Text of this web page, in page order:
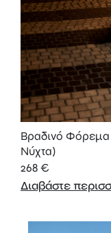
Βραδινό Φόρεμα
Νύχτα)
268€
Διαβάστε